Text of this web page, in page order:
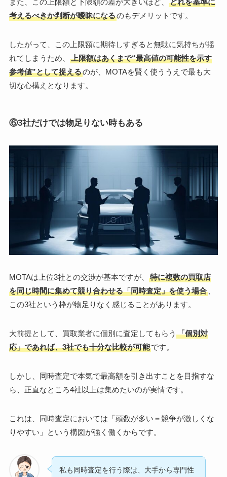
考えるべきか判断が曖昧になるのもデメリットです。
したがって、この上限額に期待しすぎると無駄に気持ちが揺
れてしまうため、
上限額はあくまで“最高値の可能性を示す
参考値”として捉えるのが、MOTAを賢く使ううえで最も大
切な心構えとなります。
⑥3社だけでは物足りない時もある
MOTAは上位3社との交渉が基本ですが、
特に複数の買取店
を同じ時間に集めて競り合わせる「同時査定」を使う場合、
この3社という枠が物足りなく感じることがあります。
大前提として、買取業者に個別に査定してもらう 「個別対
応」であれば、3社でも十分な比較が可能です。
しかし、同時査定で本気で最高額を引き出すことを目指すな
ら、正直なところ4社以上は集めたいのが実情です。
これは、同時査定においては「頭数が多い＝競争が激しくな
りやすい」という構図が強く働くからです。
私も同時査定を行う際は、大手から専門性